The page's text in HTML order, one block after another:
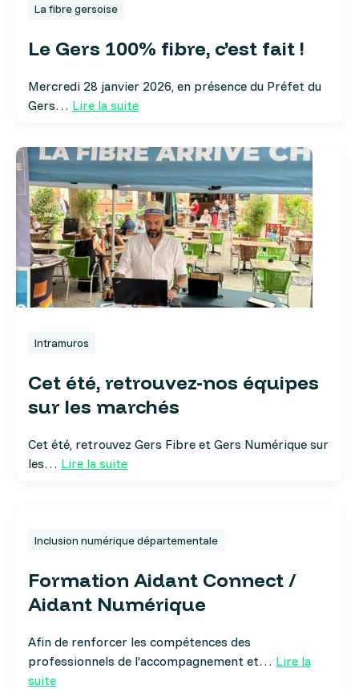
La fibre gersoise
Le Gers 100% fibre, c’est fait !
Mercredi 28 janvier 2026, en présence du Préfet du
Gers… Lire la suite
Intramuros
Cet été, retrouvez-nos équipes
sur les marchés
Cet été, retrouvez Gers Fibre et Gers Numérique sur
les… Lire la suite
Inclusion numérique départementale
Formation Aidant Connect /
Aidant Numérique
Afin de renforcer les compétences des
professionnels de l’accompagnement et… Lire la
suite